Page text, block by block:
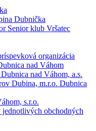
Dubnička
Senior klub Vršatec
organizácia
nad Váhom
nad Váhom, a.s.
Dubina, m.r.o. Dubnica
s.r.o.
jednotlivých obchodných